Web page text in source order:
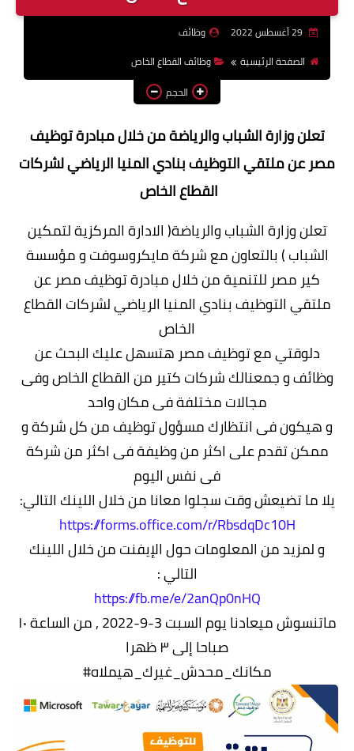
وظائف
الصفحة الرئيسية
وظائف القطاع الخاص
الحجم
تعلن وزارة الشباب والرياضة من خلال مبادرة توظيف
مصر عن ملتقي التوظيف بنادي المنيا الرياضي لشركات
القطاع الخاص
تعلن وزارة الشباب والرياضة( الادارة المركزية لتمكين
الشباب ) بالتعاون مع شركة مايكروسوفت و مؤسسة
كير مصر للتنمية من خلال مبادرة توظيف مصر عن
ملتقي التوظيف بنادي المنيا الرياضي لشركات القطاع
الخاص
دلوقتي مع توظيف مصر هتسهل عليك البحث عن
وظائف و جمعنالك شركات كتير من القطاع الخاص وفى
مجالات مختلفة فى مكان واحد
و هيكون فى انتظارك مسؤول توظيف من كل شركة و
ممكن تقدم على اكثر من وظيفة فى اكثر من شركة
فى نفس اليوم
يلا ما تضيعش وقت سجلوا معانا من خلال اللينك التالي:
https://forms.office.com/r/RbsdqDc10H
و لمزيد من المعلومات حول الإيفنت من خلال اللينك
التالي :
https://fb.me/e/2anQp0nHQ
ماتنسوش ميعادنا يوم السبت 3-9-2022 , من الساعة ١٠
صباحا إلى ٣ ظهرا
مكانك_محدش_غيرك_هيملاه#